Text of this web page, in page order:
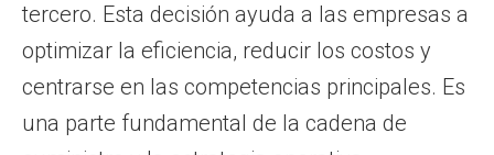
tercero. Esta decisión ayuda a las empresas a
optimizar la eficiencia, reducir los costos y
centrarse en las competencias principales. Es
una parte fundamental de la cadena de